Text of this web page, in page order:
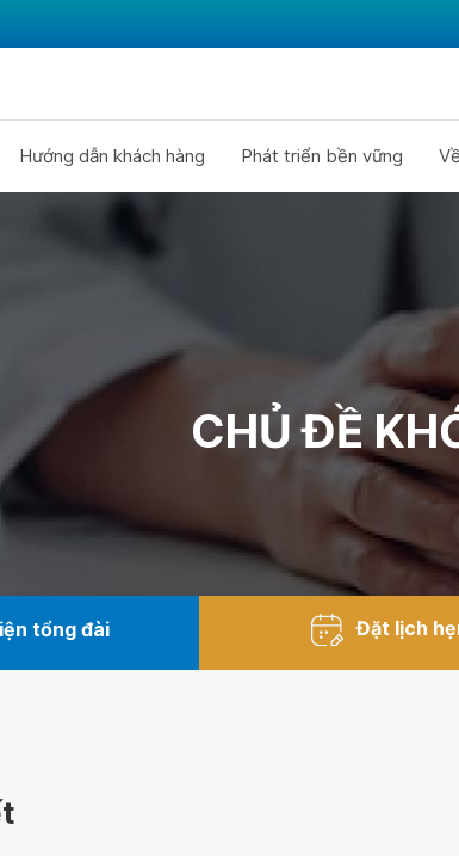
Hướng dẫn khách hàng Phát triển bền vững
CHỦ ĐỀ
tổng đài Đặt lịch